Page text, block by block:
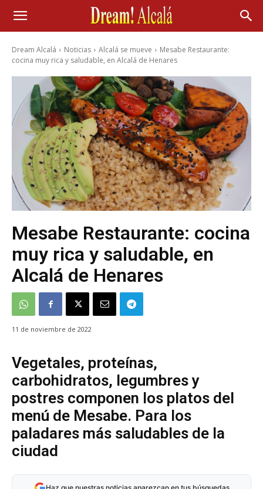
Dream Alcalá Noticias Alcalá se mueve
Mesabe Restaurante:
cocina muy rica y saludable, en Alcalá de Henares
Mesabe Restaurante: cocina
muy rica y saludable, en
Alcalá de Henares
11 de noviembre de 2022
Vegetales, proteínas,
carbohidratos, legumbres y
postres componen los platos del
menú de Mesabe. Para los
paladares más saludables de la
ciudad